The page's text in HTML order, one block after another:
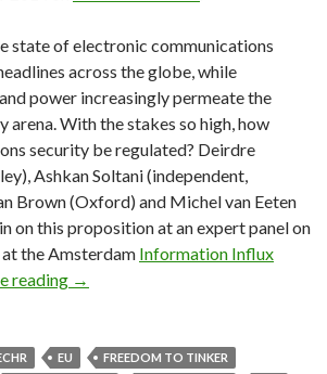
state of electronic communications
across the globe, while
power increasingly permeate the
arena. With the stakes so high, how
security be regulated? Deirdre
Ashkan Soltani (independent,
Brown (Oxford) and Michel van Eeten
on this proposition at an expert panel on
the Amsterdam Information Influx
reading Expert Panel Report: A New
→
EU
FREEDOM TO TINKER